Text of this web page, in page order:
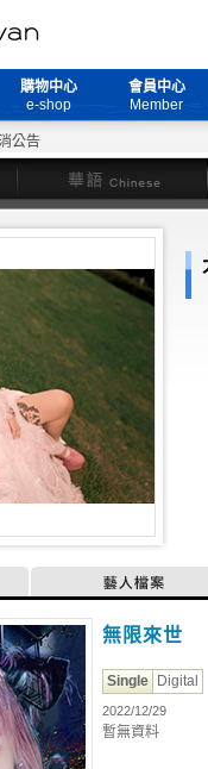
購物中心
e-shop
會員中心
Member
華語
藝人檔案
無限來世
Single Digital
2022/12/29
暫無資料